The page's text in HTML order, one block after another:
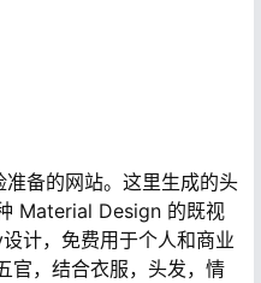
备的网站。这里生成的头
Material Design 的既视
计，免费用于个人和商业
官，结合衣服，头发，情